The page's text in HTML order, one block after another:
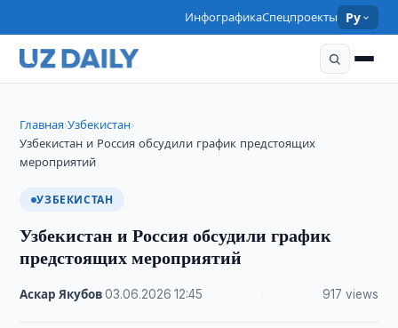
ИнфографикаСпецпроекты Ру
Главная›Узбекистан›
Узбекистан и Россия обсудили график предстоящих
мероприятий
УЗБЕКИСТАН
Узбекистан и Россия обсудили график
предстоящих мероприятий
Аскар Якубов·03.06.2026 ·12:45 917 views